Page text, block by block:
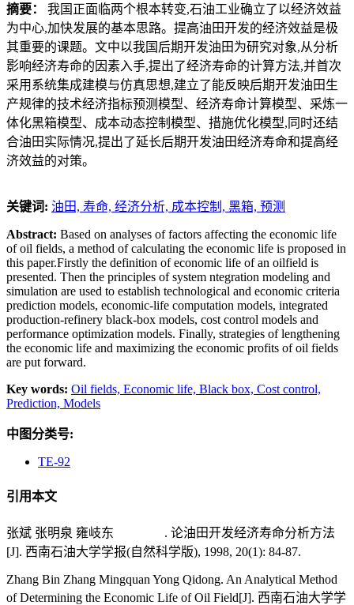
摘要： 我国正面临两个根本转变,石油工业确立了以经济效益
为中心,加快发展的基本思路。提高油田开发的经济效益是极
其重要的课题。文中以我国后期开发油田为研究对象,从分析
影响经济寿命的因素入手,提出了经济寿命的计算方法,并首次
采用系统集成建模与仿真思想,建立了能反映后期开发油田生
产规律的技术经济指标预测模型、经济寿命计算模型、采炼一
体化黑箱模型、成本动态控制模型、措施优化模型,同时还结
合油田实际情况,提出了延长后期开发油田经济寿命和提高经
济效益的对策。
关键词: 油田, 寿命, 经济分析, 成本控制, 黑箱, 预测
Abstract: Based on analyses of factors affecting the economic life
of oil fields, a method of calculating the economic life is proposed in
this paper.Firstly the definition of economic life of an oilfield is
presented. Then the principles of system ntegration modeling and
simulation are used to establish technological and economic criteria
prediction models, economic-life computation models, integrated
production-refinery black-box models, cost control models and
performance optimization models. Finally, strategies of lengthening
the economic life and maximizing the economic profits of oil fields
are put forward.
Key words: Oil fields, Economic life, Black box, Cost control,
Prediction, Models
中图分类号:
TE-92
引用本文
张斌 张明泉 雍岐东 . 论油田开发经济寿命分析方法
[J]. 西南石油大学学报(自然科学版), 1998, 20(1): 84-87.
Zhang Bin Zhang Mingquan Yong Qidong. An Analytical Method
of Determining the Economic Life of Oil Field[J]. 西南石油大学学